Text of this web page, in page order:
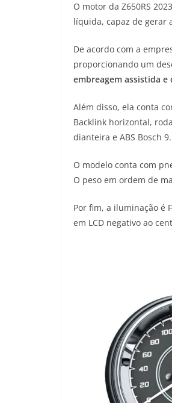
O motor da Z650RS
líquida, capaz de gerar
De acordo com a
proporcionando um
embreagem assistida e
Além disso, ela conta
Backlink horizontal,
dianteira e ABS Bosch
O modelo conta com
O peso em ordem de
Por fim, a iluminação é
em LCD negativo ao